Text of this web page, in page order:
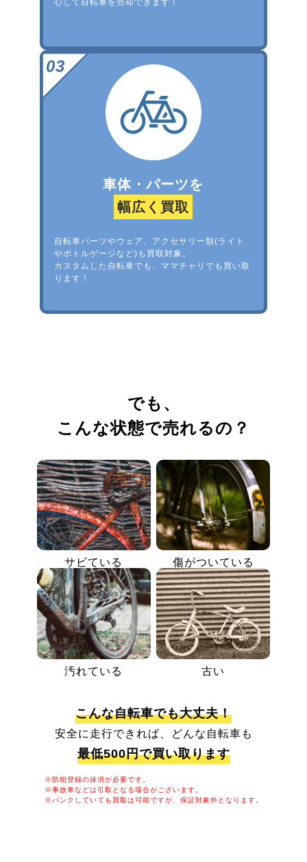
心して自転車を売却できます！
車体・パーツを
幅広く買取
自転車パーツやウェア、アクセサリー類(ライト
やボトルゲージなど)も買取対象。
カスタムした自転車でも、ママチャリでも買い取
ります！
でも、
こんな状態で売れるの？
サビている 傷がついている
汚れている 古い
こんな自転車でも大丈夫！
安全に走行できれば、どんな自転車も
最低500円で買い取ります
※防犯登録の抹消が必要です。
※事故車などは引取となる場合がございます。
※パンクしていても買取は可能ですが、保証対象外となります。